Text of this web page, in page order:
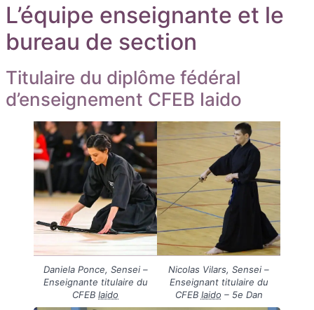
L’équipe enseignante et le
bureau de section
Titulaire du diplôme fédéral
d’enseignement CFEB Iaido
Daniela Ponce, Sensei –
Enseignante titulaire du
CFEB Iaido
Nicolas Vilars, Sensei –
Enseignant titulaire du
CFEB Iaido – 5e Dan